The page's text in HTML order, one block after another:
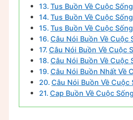
Tus Buồn Về Cuộc
Tus Buồn Về Cuộc
Tus Buồn Về Cuộc
Câu Nói Buồn Về Cuộc
Câu Nói Buồn Về Cuộc
Câu Nói Buồn Về Cuộc
Câu Nói Buồn Nhất Về
Câu Nói Buồn Về Cuộc
Cap Buồn Về Cuộc